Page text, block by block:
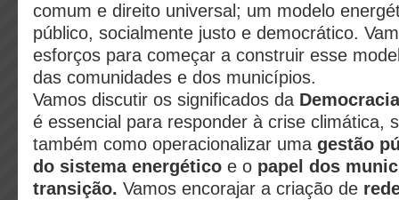
comum e direito universal; um modelo
público, socialmente justo e democrático.
esforços para começar a construir esse
das comunidades e dos municípios.
Vamos discutir os significados da
é essencial para responder à crise climática,
também como operacionalizar uma gestão
do sistema energético e o papel dos
transição. Vamos encorajar a criação de